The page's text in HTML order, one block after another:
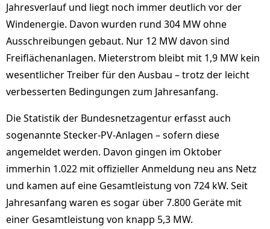
Jahresverlauf und liegt noch immer deutlich vor der
Windenergie. Davon wurden rund 304 MW ohne
Ausschreibungen gebaut. Nur 12 MW davon sind
Freiflächenanlagen. Mieterstrom bleibt mit 1,9 MW kein
wesentlicher Treiber für den Ausbau – trotz der leicht
verbesserten Bedingungen zum Jahresanfang.
Die Statistik der Bundesnetzagentur erfasst auch
sogenannte Stecker-PV-Anlagen – sofern diese
angemeldet werden. Davon gingen im Oktober
immerhin 1.022 mit offizieller Anmeldung neu ans Netz
und kamen auf eine Gesamtleistung von 724 kW. Seit
Jahresanfang waren es sogar über 7.800 Geräte mit
einer Gesamtleistung von knapp 5,3 MW.